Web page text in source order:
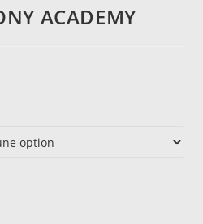
ACADEMY